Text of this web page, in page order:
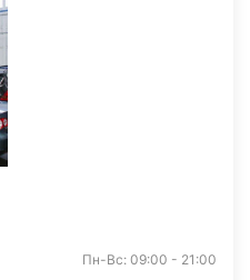
Пн-Вс: 09:00 - 21:00